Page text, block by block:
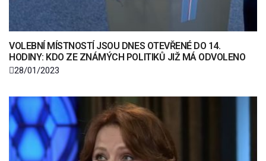
VOLEBNÍ MÍSTNOSTÍ JSOU DNES OTEVŘENÉ DO 14.
HODINY: KDO ZE ZNÁMÝCH POLITIKŮ JIŽ MÁ ODVOLENO
28/01/2023